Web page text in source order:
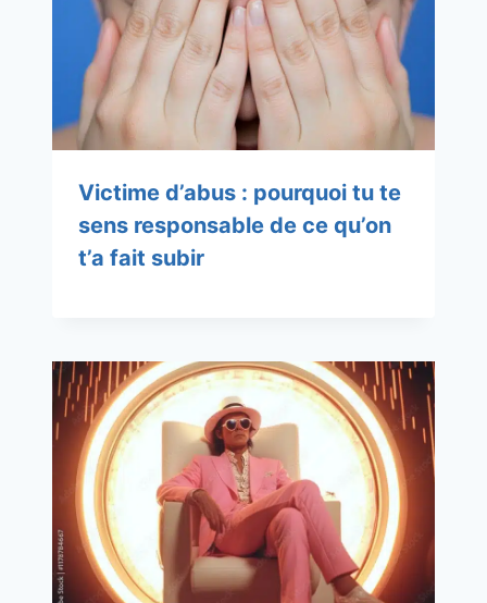
Victime d’abus : pourquoi tu te
sens responsable de ce qu’on
t’a fait subir